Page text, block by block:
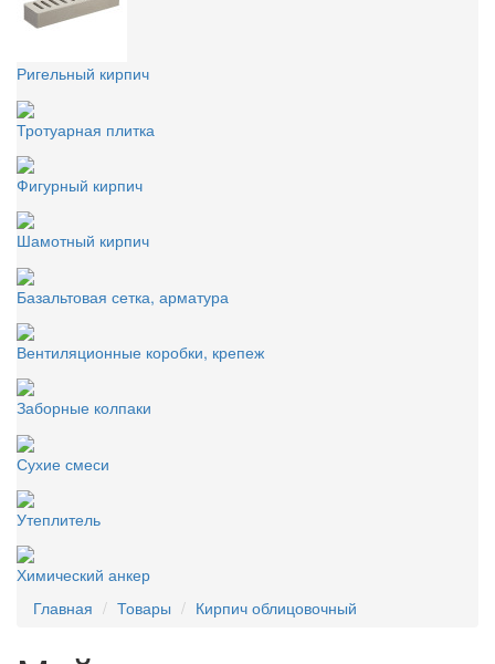
Ригельный кирпич
Тротуарная плитка
Фигурный кирпич
Шамотный кирпич
Базальтовая сетка, арматура
Вентиляционные коробки, крепеж
Заборные колпаки
Сухие смеси
Утеплитель
Химический анкер
Главная
Товары Кирпич облицовочный